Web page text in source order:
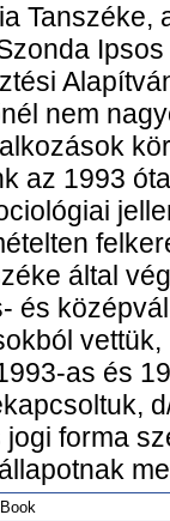
nem
az 1993
által
és
as és
forma
Book